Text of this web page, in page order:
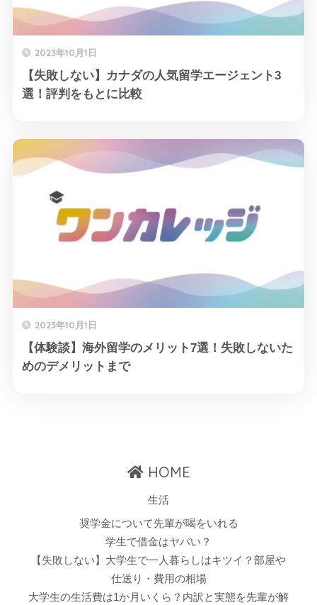
2023年10月1日
【失敗しない】カナダの人気留学エージェント3
選！評判をもとに比較
2023年10月1日
【体験談】海外留学のメリット7選！失敗しないた
めのデメリットまで
HOME
生活
奨学金について先輩が喝をいれる
学生で借金はヤバい？
【失敗しない】大学生で一人暮らしはキツイ？部屋や
仕送り・費用の相場
大学生の生活費は1か月いくら？内訳と実態を先輩が解